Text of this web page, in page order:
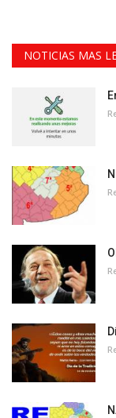
NOTICIAS MAS